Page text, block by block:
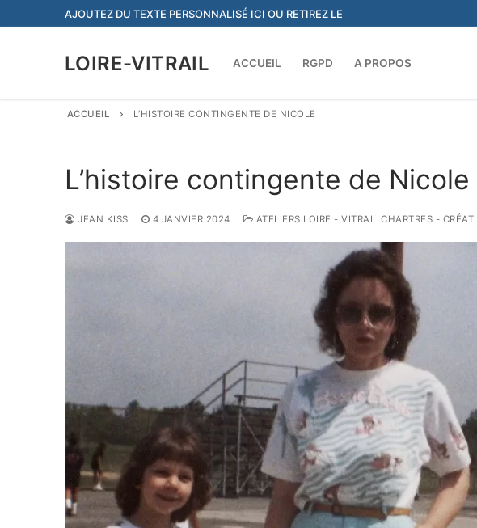
au
AJOUTEZ DU TEXTE PERSONNALISÉ ICI OU RETIREZ LE
LOIRE-VITRAIL ACCUEIL RGPD A PROPOS
ACCUEIL L’HISTOIRE CONTINGENTE DE NICOLE
L’histoire contingente de Nicole
JEAN KISS 4 JANVIER 2024 ATELIERS LOIRE - VITRAIL CHARTRES -